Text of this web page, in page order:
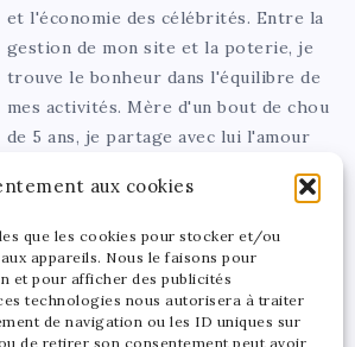
aux cookies
que les cookies pour stocker et/ou
appareils. Nous le faisons pour
et pour afficher des publicités
technologies nous autorisera à traiter
de navigation ou les ID uniques sur
de retirer son consentement peut avoir
et l'économie des célébrités. Entre la
gestion de mon site et la poterie, je
trouve le bonheur dans l'équilibre de
mes activités. Mère d'un bout de chou
de 5 ans, je partage avec lui l'amour